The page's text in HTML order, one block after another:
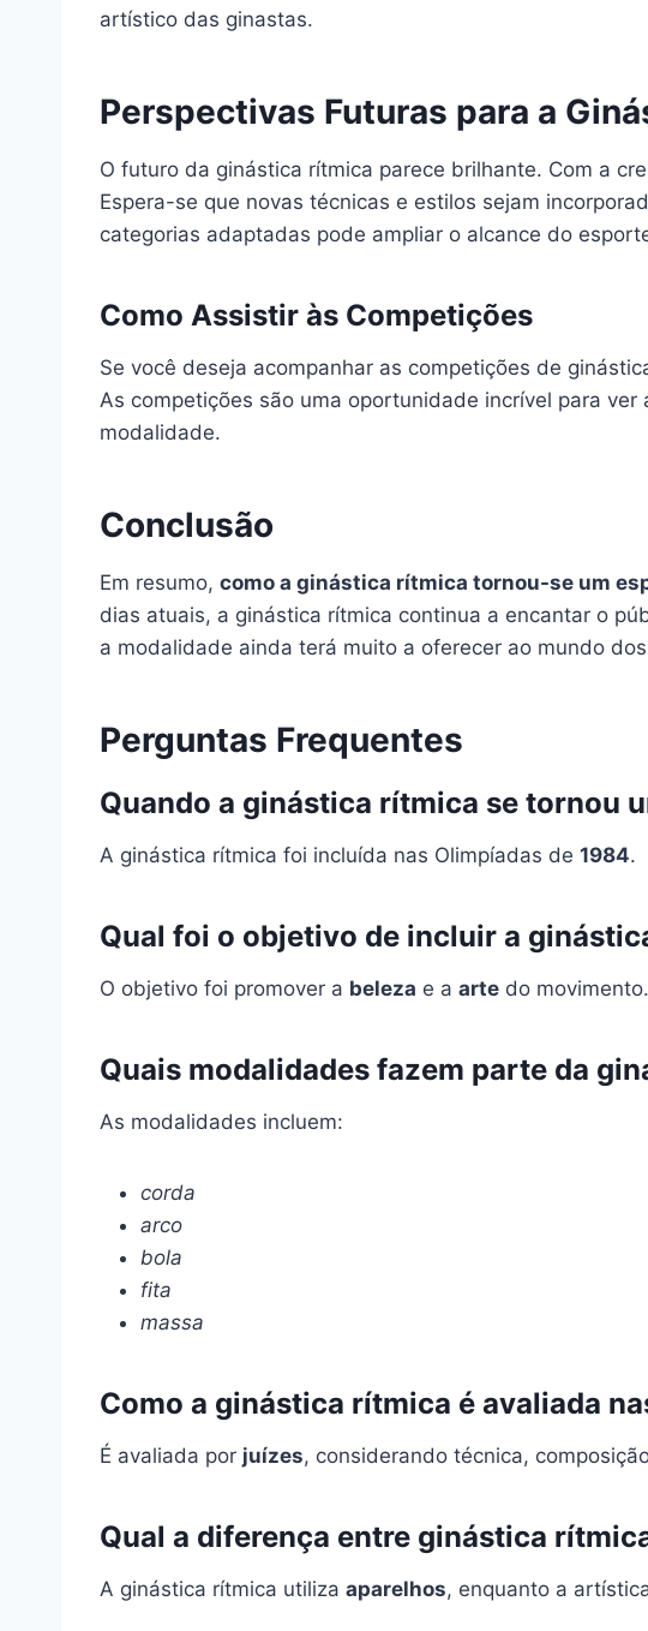
artístico das ginastas.
Perspectivas Futuras para a
O futuro da ginástica rítmica parece brilhante. Com a
Espera-se que novas técnicas e estilos sejam
categorias adaptadas pode ampliar o alcance do
Como Assistir às Competições
Se você deseja acompanhar as competições de
As competições são uma oportunidade incrível para
modalidade.
Conclusão
Em resumo, como a ginástica rítmica tornou-se um
dias atuais, a ginástica rítmica continua a encantar o
a modalidade ainda terá muito a oferecer ao mundo
Perguntas Frequentes
Quando a ginástica rítmica se tornou
A ginástica rítmica foi incluída nas Olimpíadas de 1984.
Qual foi o objetivo de incluir a
O objetivo foi promover a beleza e a arte do movimento.
Quais modalidades fazem parte da
As modalidades incluem:
corda
arco
bola
fita
massa
Como a ginástica rítmica é avaliada
É avaliada por juízes, considerando técnica,
Qual a diferença entre ginástica
A ginástica rítmica utiliza aparelhos, enquanto a